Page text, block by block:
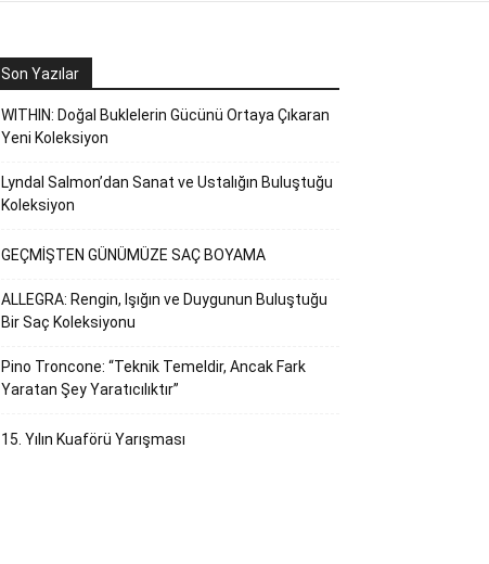
Son Yazılar
WITHIN: Doğal Buklelerin Gücünü Ortaya Çıkaran
Yeni Koleksiyon
Lyndal Salmon’dan Sanat ve Ustalığın Buluştuğu
Koleksiyon
GEÇMİŞTEN GÜNÜMÜZE SAÇ BOYAMA
ALLEGRA: Rengin, Işığın ve Duygunun Buluştuğu
Bir Saç Koleksiyonu
Pino Troncone: “Teknik Temeldir, Ancak Fark
Yaratan Şey Yaratıcılıktır”
15. Yılın Kuaförü Yarışması